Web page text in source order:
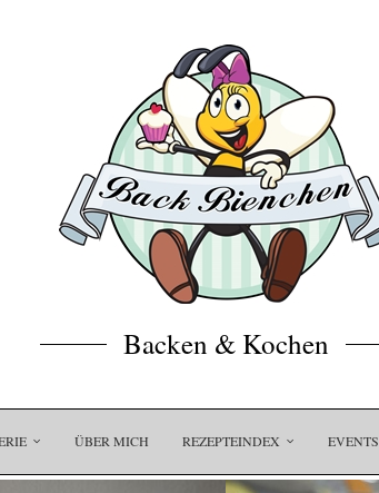
Backen & Kochen
ÜBER MICH REZEPTEINDEX EVENTS